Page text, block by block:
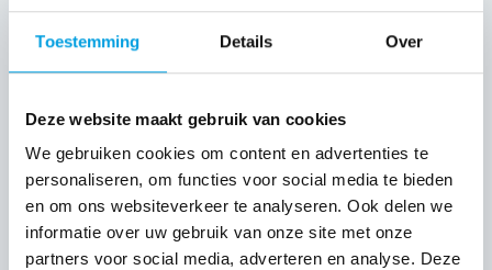
Toestemming Details Over
Deze website maakt gebruik van cookies
We gebruiken cookies om content en advertenties te
personaliseren, om functies voor social media te bieden
en om ons websiteverkeer te analyseren. Ook delen we
informatie over uw gebruik van onze site met onze
partners voor social media, adverteren en analyse. Deze
Volta NXT B.V.
4 APR 2024